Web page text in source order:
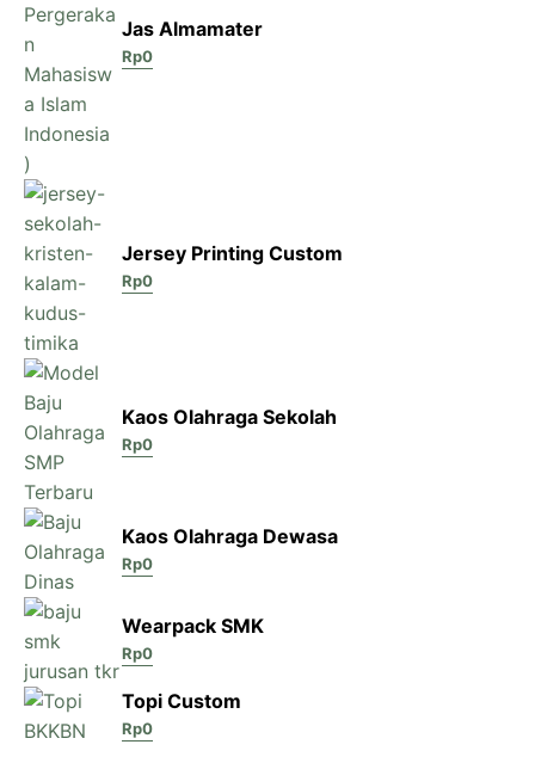
Jas Almamater
Rp0
Jersey Printing Custom
Rp0
Kaos Olahraga Sekolah
Rp0
Kaos Olahraga Dewasa
Rp0
Wearpack SMK
Rp0
Topi Custom
Rp0